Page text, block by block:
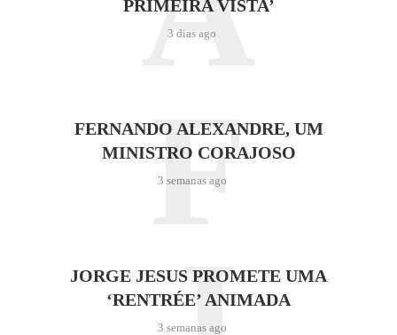
PRIMEIRA VISTA’
3 dias ago
FERNANDO ALEXANDRE, UM
MINISTRO CORAJOSO
3 semanas ago
F
JORGE JESUS PROMETE UMA
‘RENTRÉE’ ANIMADA
3 semanas ago